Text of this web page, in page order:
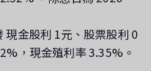
現金股利 1元、股票股利 0
，現金殖利率 3.35%。